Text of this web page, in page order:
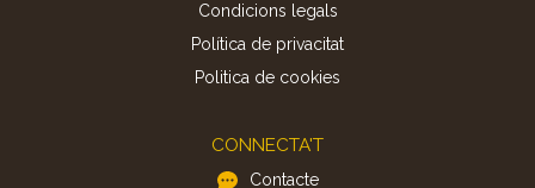
Condicions legals
Política de privacitat
Politica de cookies
CONNECTA'T
Contacte